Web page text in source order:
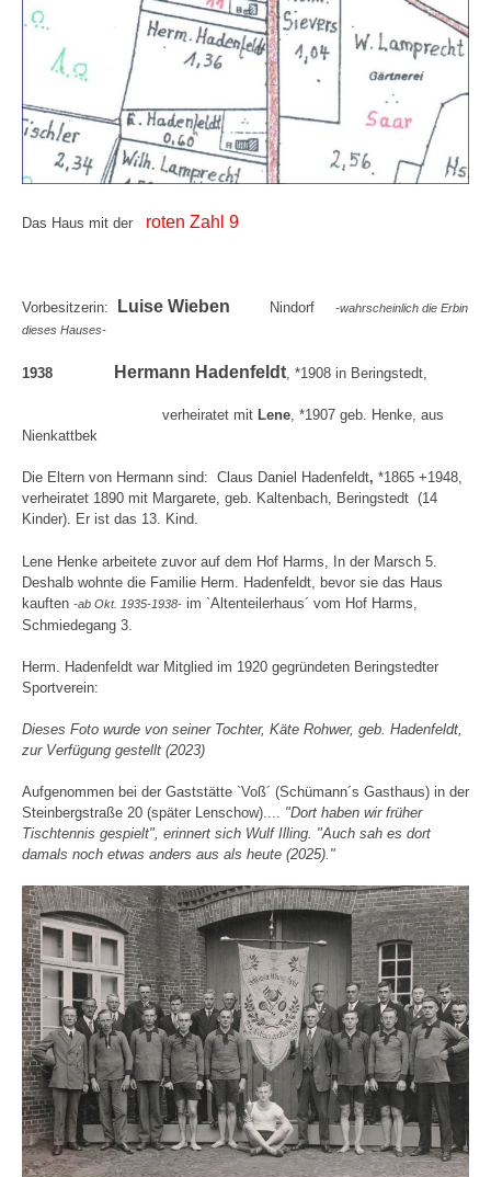
Das Haus mit der roten Zahl 9
Vorbesitzerin: Luise Wieben Nindorf
-wahrscheinlich die Erbin
dieses Hauses-
1938 Hermann Hadenfeldt, *1908 in Beringstedt,
verheiratet mit Lene, *1907 geb. Henke, aus
Nienkattbek
Die Eltern von Hermann sind: Claus Daniel Hadenfeldt, *1865 +1948,
verheiratet 1890 mit Margarete, geb. Kaltenbach, Beringstedt (14
Kinder). Er ist das 13. Kind.
Lene Henke arbeitete zuvor auf dem Hof Harms, In der Marsch 5.
Deshalb wohnte die Familie Herm. Hadenfeldt, bevor sie das Haus
kauften -ab Okt. 1935-1938- im `Altenteilerhaus´ vom Hof Harms,
Schmiedegang 3.
Herm. Hadenfeldt war Mitglied im 1920 gegründeten Beringstedter
Sportverein:
Dieses Foto wurde von seiner Tochter, Käte Rohwer, geb. Hadenfeldt,
zur Verfügung gestellt (2023)
Aufgenommen bei der Gaststätte `Voß´ (Schümann´s Gasthaus) in der
Steinbergstraße 20 (später Lenschow).... "Dort haben wir früher
Tischtennis gespielt", erinnert sich Wulf Illing. "Auch sah es dort
damals noch etwas anders aus als heute (2025)."